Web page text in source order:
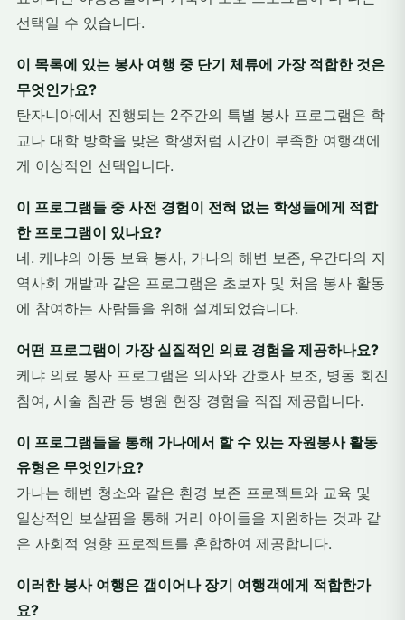
선택일 수 있습니다.
이 목록에 있는 봉사 여행 중 단기 체류에 가장 적합한 것은
무엇인가요?
탄자니아에서 진행되는 2주간의 특별 봉사 프로그램은 학
교나 대학 방학을 맞은 학생처럼 시간이 부족한 여행객에
게 이상적인 선택입니다.
이 프로그램들 중 사전 경험이 전혀 없는 학생들에게 적합
한 프로그램이 있나요?
네. 케냐의 아동 보육 봉사, 가나의 해변 보존, 우간다의 지
역사회 개발과 같은 프로그램은 초보자 및 처음 봉사 활동
에 참여하는 사람들을 위해 설계되었습니다.
어떤 프로그램이 가장 실질적인 의료 경험을 제공하나요?
케냐 의료 봉사 프로그램은 의사와 간호사 보조, 병동 회진
참여, 시술 참관 등 병원 현장 경험을 직접 제공합니다.
이 프로그램들을 통해 가나에서 할 수 있는 자원봉사 활동
유형은 무엇인가요?
가나는 해변 청소와 같은 환경 보존 프로젝트와 교육 및
일상적인 보살핌을 통해 거리 아이들을 지원하는 것과 같
은 사회적 영향 프로젝트를 혼합하여 제공합니다.
이러한 봉사 여행은 갭이어나 장기 여행객에게 적합한가
요?